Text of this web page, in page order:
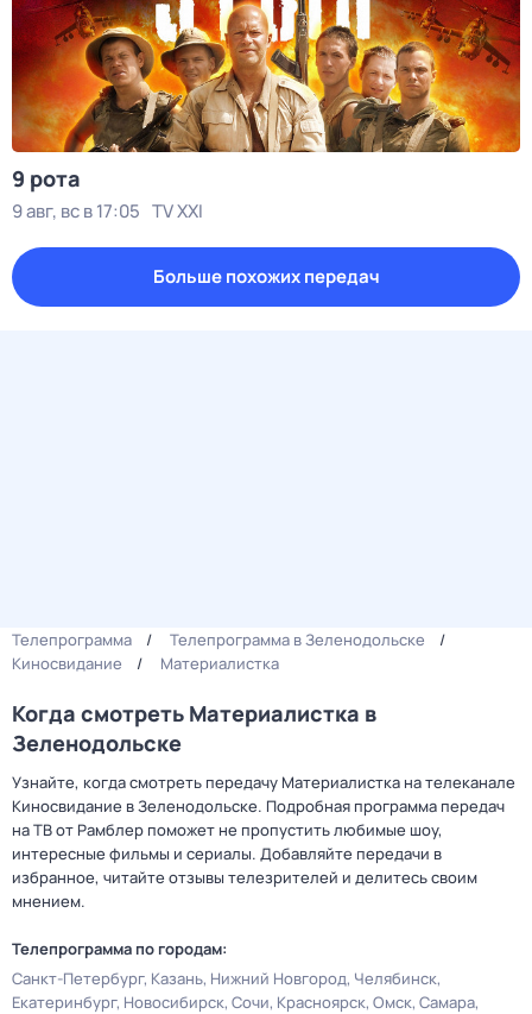
9 рота
9 авг, вс в 17:05 TV XXI
Больше похожих передач
Телепрограмма
Телепрограмма в Зеленодольске
Киносвидание
Материалистка
Когда смотреть Материалистка в
Зеленодольске
Узнайте, когда смотреть передачу Материалистка на телеканале
Киносвидание в Зеленодольске. Подробная программа передач
на ТВ от Рамблер поможет не пропустить любимые шоу,
интересные фильмы и сериалы. Добавляйте передачи в
избранное, читайте отзывы телезрителей и делитесь своим
мнением.
Телепрограмма по городам:
Санкт-Петербург Казань Нижний Новгород Челябинск
Екатеринбург Новосибирск Сочи Красноярск Омск Самара